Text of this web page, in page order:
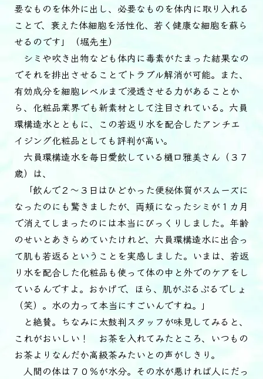
要なものを体外に出し、必要なものを体内に取り入れる
ことで、衰えた体細胞を活性化、若く健康な細胞を蘇ら
せるのです」（堀先生）
シミや吹き出物なども体内に毒素がたまった結果なの
でそれを排出させることでトラブル解消が可能。また、
有効成分を細胞レベルまで浸透させる力があることか
ら、化粧品業界でも新素材として注目されている。六員
環構造水とともに、この若返り水を配合したアンチエ
イジング化粧品としても評判が高い。
六員環構造水を毎日愛飲している樋口雅美さん（３７
歳）は、
「飲んで２～３日はひどかった便秘体質がスムーズに
なったのにも驚きましたが、両頬になったシミが１カ月
で消えてしまったのには本当にびっくりしました。年齢
のせいとあきらめていたけれど、六員環構造水に出合っ
て肌も若返るということを実感しました。いまは、若返
り水を配合した化粧品も使って体の中と外でのケアをし
ているんですよ。おかげで、ほら、肌がぷるぷるでしょ
（笑）。水の力って本当にすごいんですね。」
と絶賛。ちなみに太鼓判スタッフが味見してみると、
これがおいしい！ お茶を入れてみたところ、いつもの
お茶よりなんだか高級茶みたいとの声がしきり。
人間の体は７０％が水分。その水が悪ければ人にだっ